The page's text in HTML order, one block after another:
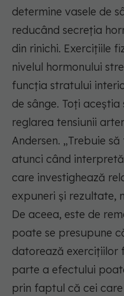
determine vasele de
reducând secreția
din rinichi. Exercițiile
nivelul hormonului
funcția stratului
de sânge. Toți
reglarea tensiunii
Andersen. „Trebuie
atunci când
care investighează
expuneri și rezultate,
De aceea, este de
poate se presupune
datorează exercițiilor
parte a efectului
prin faptul că cei